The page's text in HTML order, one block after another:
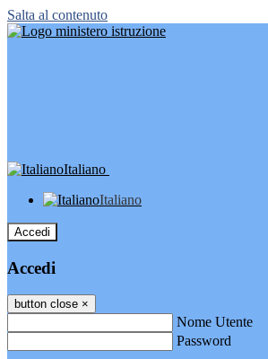
Salta al contenuto
Italiano
Italiano
Accedi
Accedi
button close ×
Nome Utente
Password